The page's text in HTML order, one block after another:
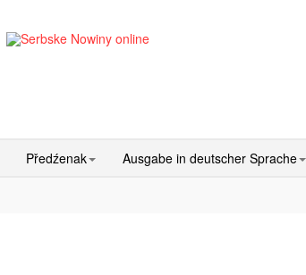
Předźenak Ausgabe in deutscher Sprache